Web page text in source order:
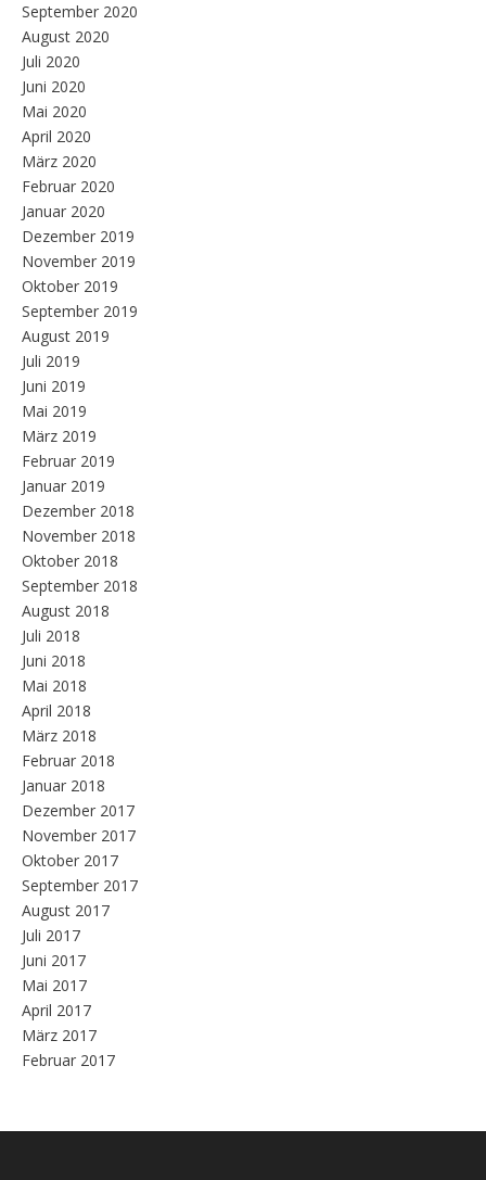
September 2020
August 2020
Juli 2020
Juni 2020
Mai 2020
April 2020
März 2020
Februar 2020
Januar 2020
Dezember 2019
November 2019
Oktober 2019
September 2019
August 2019
Juli 2019
Juni 2019
Mai 2019
März 2019
Februar 2019
Januar 2019
Dezember 2018
November 2018
Oktober 2018
September 2018
August 2018
Juli 2018
Juni 2018
Mai 2018
April 2018
März 2018
Februar 2018
Januar 2018
Dezember 2017
November 2017
Oktober 2017
September 2017
August 2017
Juli 2017
Juni 2017
Mai 2017
April 2017
März 2017
Februar 2017